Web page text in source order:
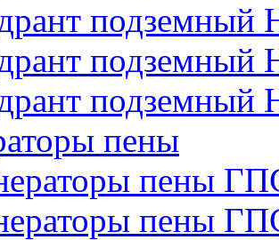
подземный
подземный
подземный
пены
пены
пены